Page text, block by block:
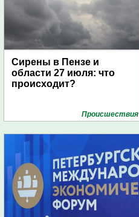
Сирены в Пензе и
области 27 июля: что
происходит?
Проиcшествия